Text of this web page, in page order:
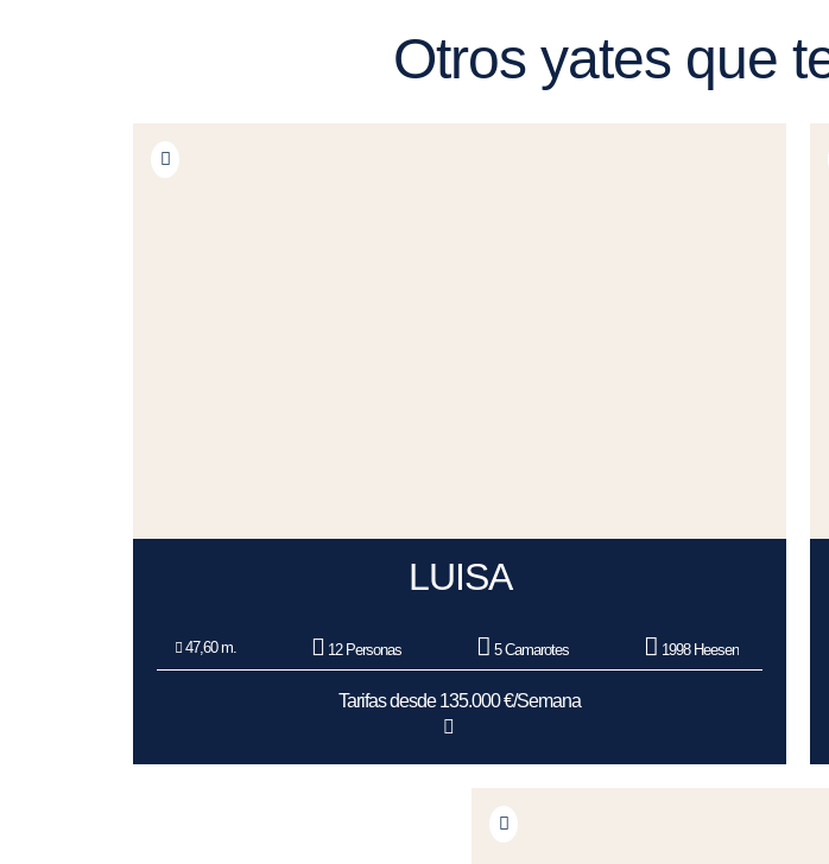
Otros yates que
LUISA
47,60 m. 12 Personas 5 Camarotes 1998 Heesen
Tarifas desde 135.000 €/Semana